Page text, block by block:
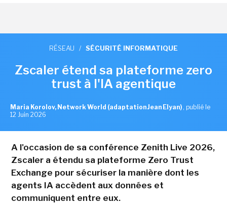
RÉSEAU / SÉCURITÉ INFORMATIQUE
Zscaler étend sa plateforme zero
trust à l'IA agentique
Maria Korolov, Network World (adaptation Jean Elyan) , publié le
12 Juin 2026
A l'occasion de sa conférence Zenith Live 2026,
Zscaler a étendu sa plateforme Zero Trust
Exchange pour sécuriser la manière dont les
agents IA accèdent aux données et
communiquent entre eux.